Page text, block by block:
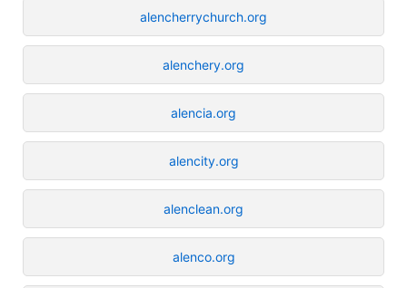
alencherrychurch.org
alenchery.org
alencia.org
alencity.org
alenclean.org
alenco.org